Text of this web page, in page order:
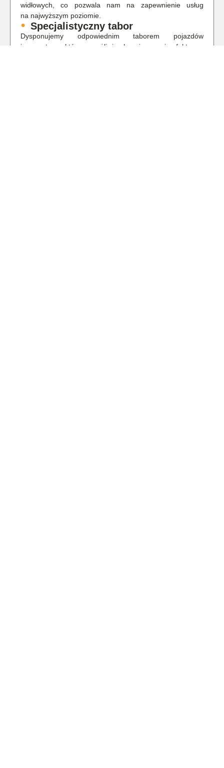
widłowych, co pozwala nam na zapewnienie usług
na najwyższym poziomie.
Specjalistyczny tabor
Dysponujemy odpowiednim taborem pojazdów
i sprzętem, który umożliwia bezpieczny i efektywny